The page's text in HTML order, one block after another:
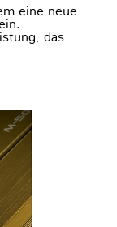
eine neue
das